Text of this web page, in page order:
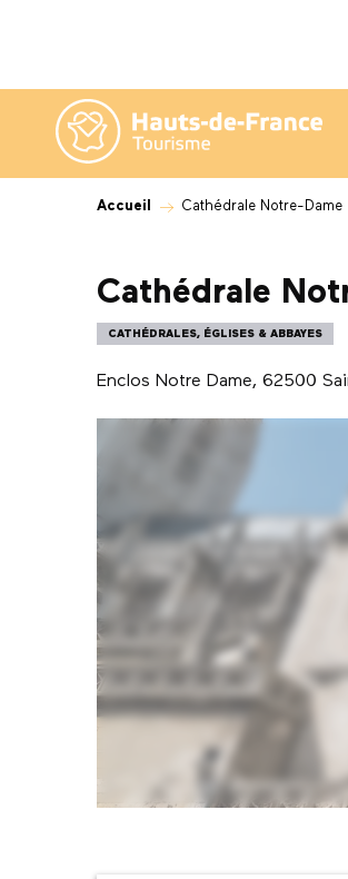
contenu
principal
Accueil Cathédrale Notre-Dame
Cathédrale
CATHÉDRALES, ÉGLISES & ABBAYES
Enclos Notre Dame, 62500